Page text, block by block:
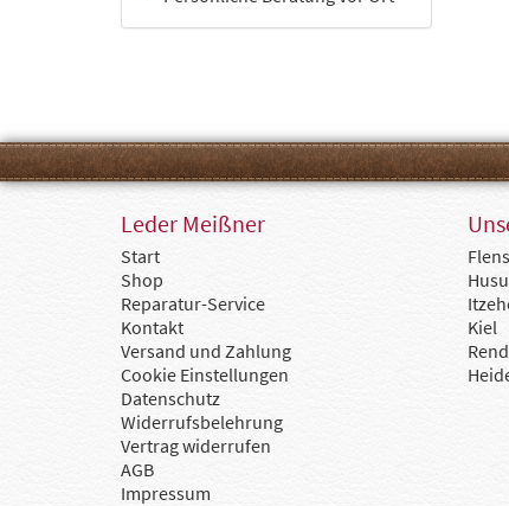
Leder Meißner
Start
Shop
Reparatur-Service
Kontakt
Versand und Zahlung
Cookie Einstellungen
Datenschutz
Widerrufsbelehrung
Vertrag widerrufen
AGB
Impressum
Kiel